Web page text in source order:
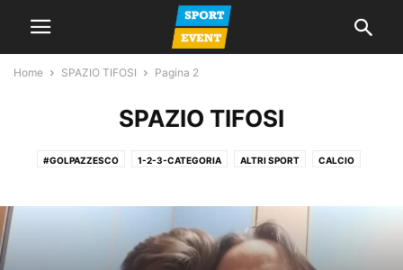
Home SPAZIO TIFOSI Pagina 2
SPAZIO TIFOSI
#GOLPAZZESCO 1-2-3-CATEGORIA ALTRI SPORT CALCIO
LA VOCE DEL MERCOLEDI NEWS PROMOZIONE SERIE A SERIE C
SERIE D SPAZIO TIFOSI